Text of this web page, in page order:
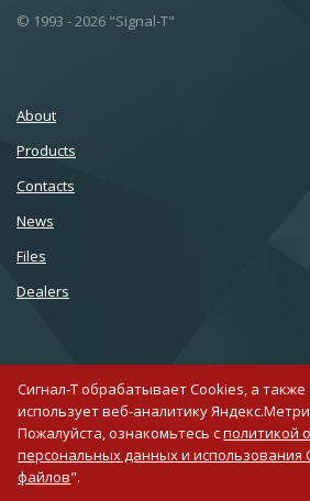
© 1993 - 2026 "Signal-T"
About
Products
Сontacts
News
Files
Dealers
007 812 677 10 75
Creating a
Сигнал-Т обрабатывает Cookies, а также
использует веб-аналитику
Пожалуйста, ознакомьтесь сполитикой
персональных данных и использования
файлов".